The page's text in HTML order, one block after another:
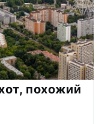
похожий